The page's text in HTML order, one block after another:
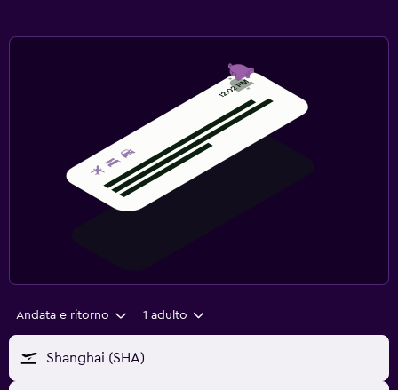
Andata e ritorno 1 adulto
Shanghai (SHA)